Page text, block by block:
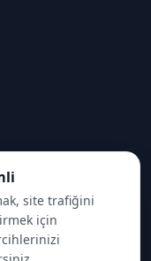
site trafiğini
için